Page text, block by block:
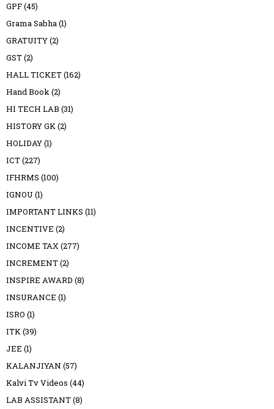
GPF(45)
Grama Sabha(1)
GRATUITY(2)
GST(2)
HALL TICKET(162)
Hand Book(2)
HI TECH LAB (31)
HISTORY GK(2)
HOLIDAY(1)
ICT(227)
IFHRMS (100)
IGNOU (1)
IMPORTANT LINKS (11)
INCENTIVE (2)
INCOME TAX(277)
INCREMENT(2)
INSPIRE AWARD (8)
INSURANCE (1)
ISRO (1)
ITK(39)
JEE (1)
KALANJIYAN (57)
Kalvi Tv Videos (44)
LAB ASSISTANT(8)